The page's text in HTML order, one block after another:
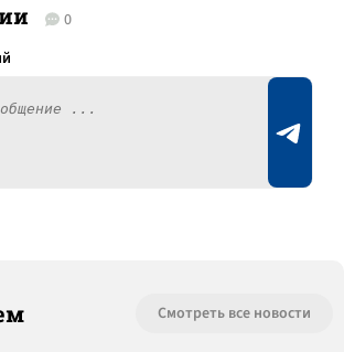
0
Смотреть все новости